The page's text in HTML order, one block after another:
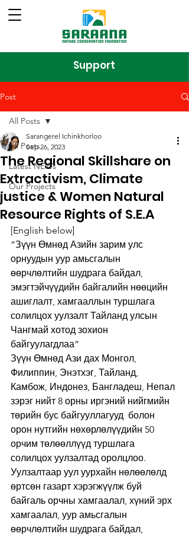
Support
Post
All Posts
Latest NEWs
Our Projects
All Posts
The Regional Skillshare on
Extractivism, Climate
justice & Women Natural
Resource Rights of S.E.A
Sarangerel Ichinkhorloo
Sep 26, 2023
[English below]
“Зүүн Өмнөд Азийн зарим улс
орнуудын уур амьсгалын
өөрчлөлтийн шудрага байдал,
эмэгтэйчүүдийн байгалийн нөөцийн
ашиглалт, хамгааллын туршлага
солилцох уулзалт Тайланд улсын
Чангмай хотод зохион
байгуулагдлаа”
Зүүн Өмнөд Ази дах Монгол,
Филиппин, Энэтхэг, Тайланд,
Камбож, Индонез, Бангладеш, Непал
зэрэг нийт 8 орны иргэний нийгмийн
төрийн бус байгууллагууд  болон
орон нутгийн нөхөрлөлүүдийн 50
орчим төлөөллүүд туршлага
солилцох уулзалтад оролцлоо.
Уулзалтаар уул уурхайн нөлөөлөлд
өртсөн газарт хэрэгжүүлж буй
байгаль орчны хамгаалал, хүний эрх
хамгаалал, уур амьсгалын
өөрчлөлтийн шудрага байдал,